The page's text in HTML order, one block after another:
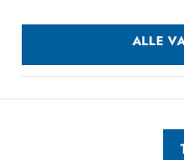
ALLE
1